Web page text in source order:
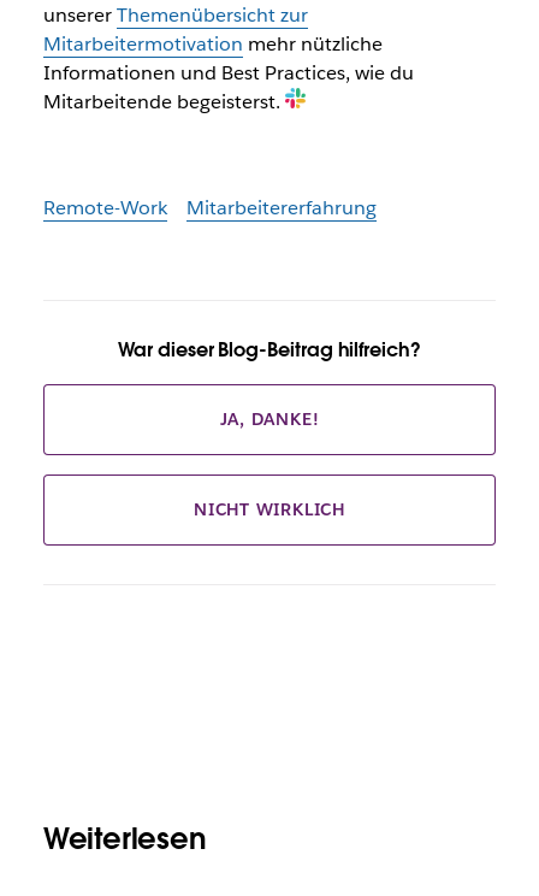
unsererThemenübersicht zur
Mitarbeitermotivation mehr nützliche
Informationen und Best Practices, wie du
Mitarbeitende begeisterst.
Remote-Work Mitarbeitererfahrung
War dieser Blog-Beitrag hilfreich?
JA, DANKE!
NICHT WIRKLICH
Weiterlesen